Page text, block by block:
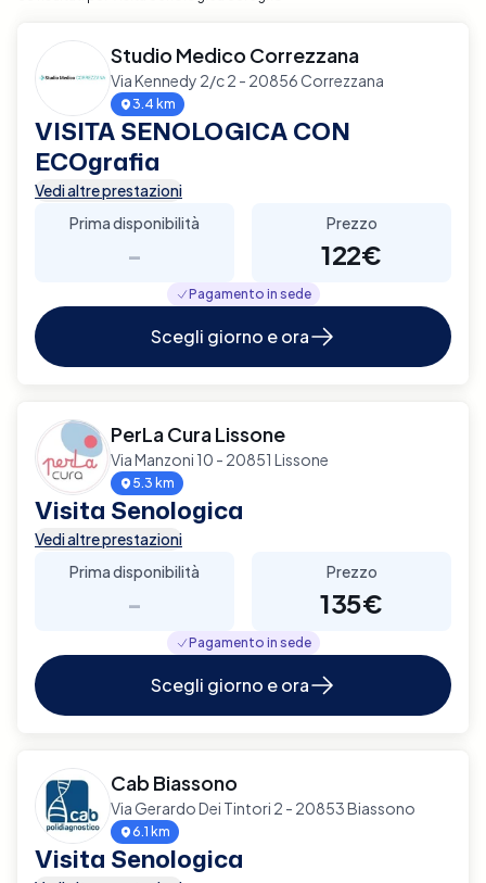
Studio Medico Correzzana
Via Kennedy 2/c 2 - 20856 Correzzana
3.4 km
VISITA SENOLOGICA CON
ECOgrafia
Vedi altre prestazioni
Prima disponibilità
-
Prezzo
122€
Pagamento in sede
Scegli giorno e ora
PerLa Cura Lissone
Via Manzoni 10 - 20851 Lissone
5.3 km
Visita Senologica
Vedi altre prestazioni
Prima disponibilità
-
Prezzo
135€
Pagamento in sede
Scegli giorno e ora
Cab Biassono
Via Gerardo Dei Tintori 2 - 20853 Biassono
6.1 km
Visita Senologica